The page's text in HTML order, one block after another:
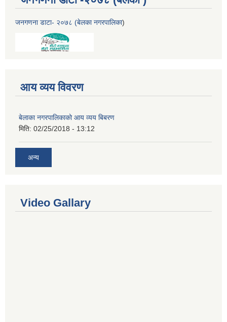
जनगणना डाटा- २०७८ (बेलका नगरपालिका)
आय व्यय विवरण
बेलाका नगरपालिकाको आय व्यय बिबरण
मिति: 02/25/2018 - 13:12
अन्य
Video Gallary